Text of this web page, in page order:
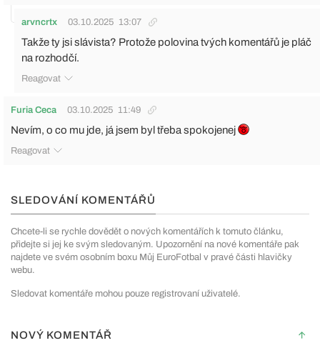
arvncrtx 03.10.2025 13:07
Takže ty jsi slávista? Protože polovina tvých komentářů je pláč
na rozhodčí.
Reagovat
Furia Ceca 03.10.2025 11:49
Nevím, o co mu jde, já jsem byl třeba spokojenej
Reagovat
SLEDOVÁNÍ KOMENTÁŘŮ
Chcete-li se rychle dovědět o nových komentářích k tomuto článku,
přidejte si jej ke svým sledovaným. Upozornění na nové komentáře pak
najdete ve svém osobním boxu Můj EuroFotbal v pravé části hlavičky
webu.
Sledovat komentáře mohou pouze registrovaní uživatelé.
NOVÝ KOMENTÁŘ